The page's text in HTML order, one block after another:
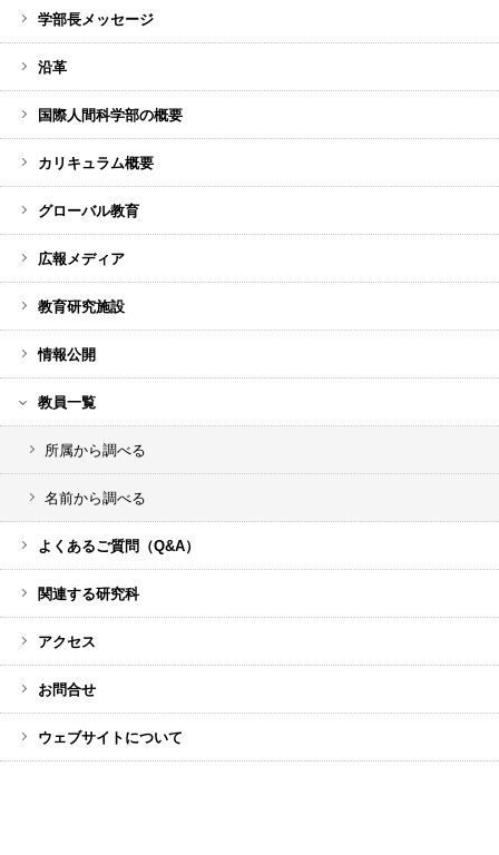
ド
バ
ー
メ
ニ
学部長メッセージ
沿革
国際人間科学部の概要
カリキュラム概要
グローバル教育
広報メディア
教育研究施設
情報公開
教員一覧
所属から調べる
名前から調べる
よくあるご質問（Q&A）
関連する研究科
アクセス
お問合せ
ウェブサイトについて